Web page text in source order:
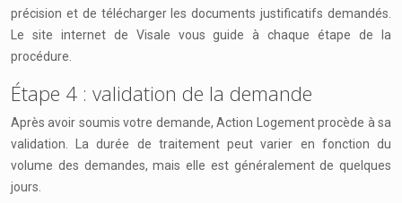
précision et de télécharger les documents justificatifs demandés.
Le site internet de Visale vous guide à chaque étape de la
procédure.
Étape 4 : validation de la demande
Après avoir soumis votre demande, Action Logement procède à sa
validation. La durée de traitement peut varier en fonction du
volume des demandes, mais elle est généralement de quelques
jours.